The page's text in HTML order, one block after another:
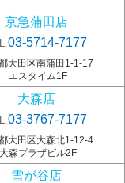
京急蒲田店
03-5714-7177
大田区南蒲田1-1-17
エスタイム1F
大森店
03-3767-7177
大田区大森北1-12-4
大森プラザビル2F
雪が谷店